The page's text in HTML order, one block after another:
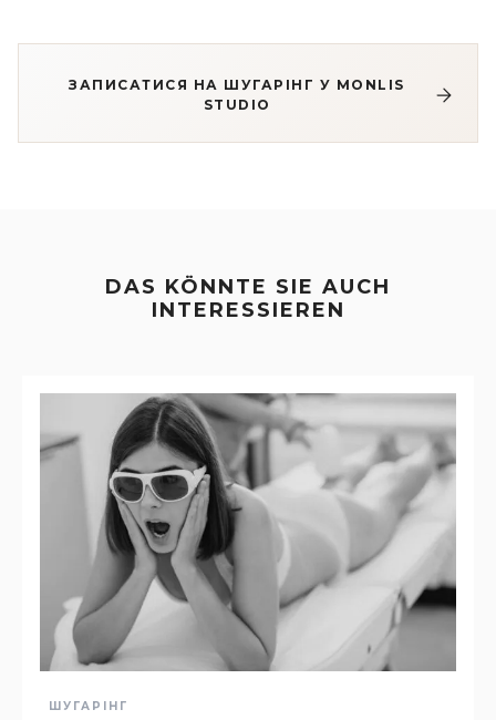
ЗАПИСАТИСЯ НА ШУГАРІНГ У MONLIS
STUDIO
DAS KÖNNTE SIE AUCH
INTERESSIEREN
ШУГАРІНГ